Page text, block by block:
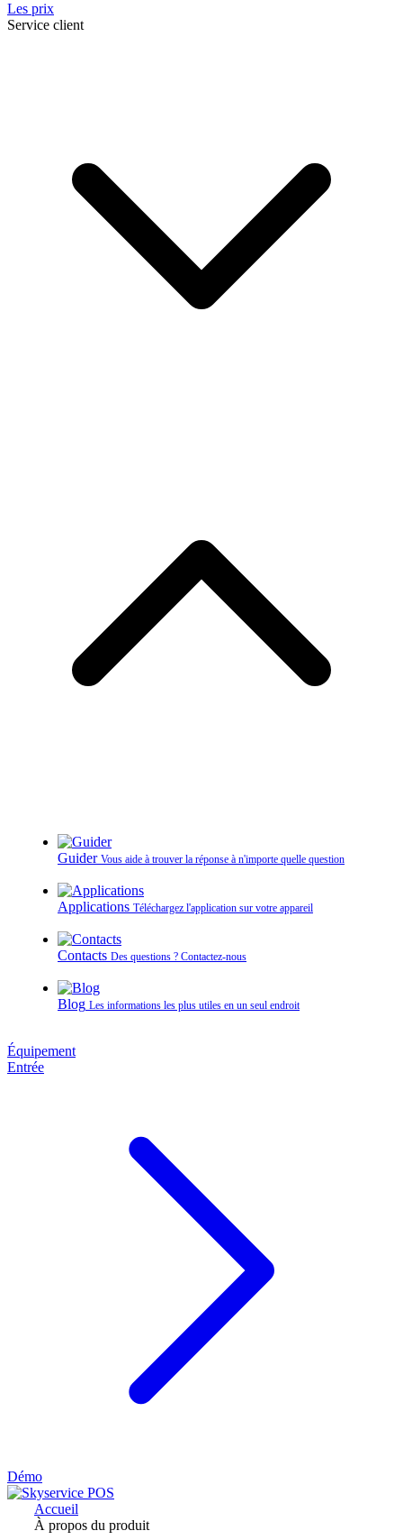
Les prix
Service client
Guider Vous aide à trouver la réponse à n'importe quelle question
Applications Téléchargez l'application sur votre appareil
Contacts Des questions ? Contactez‑nous
Blog Les informations les plus utiles en un seul endroit
Équipement
Entrée
Démo
Accueil
À propos du produit